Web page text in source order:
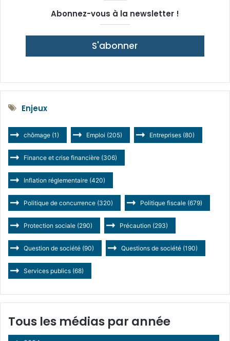
Abonnez-vous à la newsletter !
S'abonner
Enjeux
chômage (1) Emploi (205) Entreprises (80)
Finance et crise financière (306)
Inflation réglementaire (420)
Politique de concurrence (320) Politique fiscale (679)
Protection sociale (290) Précaution (293)
Question de société (90) Questions de société (190)
Services publics (68)
Tous les médias par année